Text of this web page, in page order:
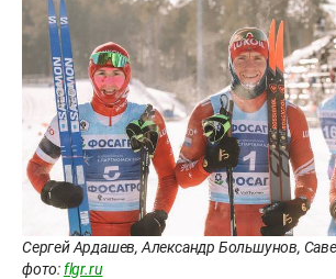
Сергей Ардашев, Александр Большунов,
фото:flgr.ru